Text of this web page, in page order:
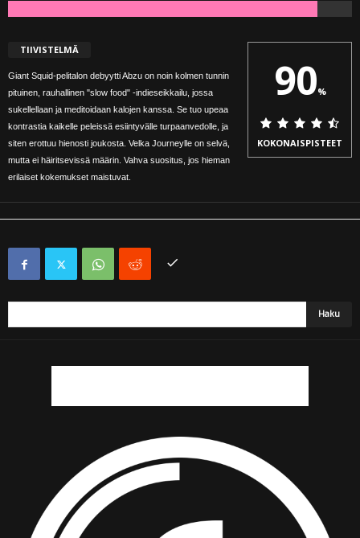
TIIVISTELMÄ
Giant Squid-pelitalon debyytti Abzu on noin kolmen tunnin
pituinen, rauhallinen "slow food" -indieseikkailu, jossa
sukellellaan ja meditoidaan kalojen kanssa. Se tuo upeaa
kontrastia kaikelle peleissä esiintyvälle turpaanvedolle, ja
siten erottuu hienosti joukosta. Velka Journeylle on selvä,
mutta ei häiritsevissä määrin. Vahva suositus, jos hieman
erilaiset kokemukset maistuvat.
90%
KOKONAISPISTEET